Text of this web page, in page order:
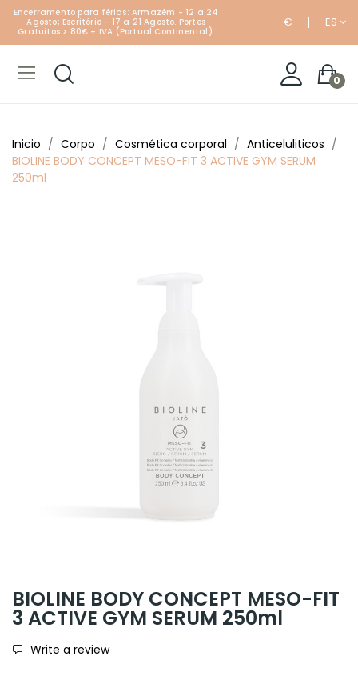
Encerramento para férias: Armazém - 12 a 24
Agosto; Escritório - 17 a 21 Agosto. Portes
Gratuitos > 80€ + IVA (Portual Continental).
€ ES
0
Inicio Corpo Cosmética corporal
Anticeluliticos
BIOLINE BODY CONCEPT MESO-FIT 3 ACTIVE GYM SERUM
250ml
BIOLINE BODY CONCEPT MESO-FIT
3 ACTIVE GYM SERUM 250ml
Write a review